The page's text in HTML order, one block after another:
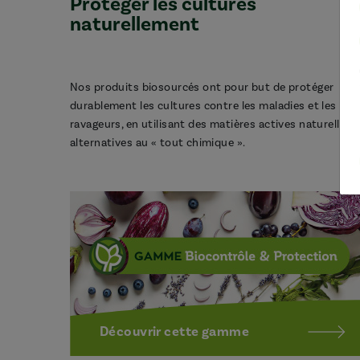
naturellement
Nos produits biosourcés ont pour but de protéger
durablement les cultures contre les maladies et les
ravageurs, en utilisant des matières actives naturelles,
alternatives au « tout chimique ».
Découvrir cette gamme